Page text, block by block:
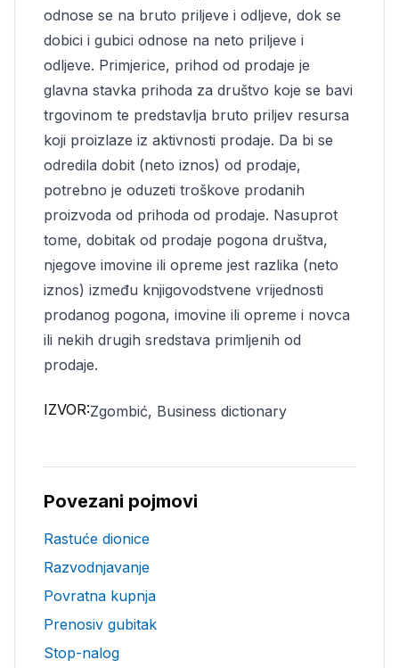
odnose se na bruto priljeve i odljeve, dok se
dobici i gubici odnose na neto priljeve i
odljeve. Primjerice, prihod od prodaje je
glavna stavka prihoda za društvo koje se bavi
trgovinom te predstavlja bruto priljev resursa
koji proizlaze iz aktivnosti prodaje. Da bi se
odredila dobit (neto iznos) od prodaje,
potrebno je oduzeti troškove prodanih
proizvoda od prihoda od prodaje. Nasuprot
tome, dobitak od prodaje pogona društva,
njegove imovine ili opreme jest razlika (neto
iznos) između knjigovodstvene vrijednosti
prodanog pogona, imovine ili opreme i novca
ili nekih drugih sredstava primljenih od
prodaje.
IZVOR:Zgombić, Business dictionary
Povezani pojmovi
Rastuće dionice
Razvodnjavanje
Povratna kupnja
Prenosiv gubitak
Stop-nalog